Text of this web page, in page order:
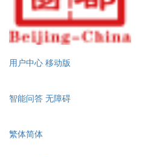
用户中心 移动版
智能问答 无障碍
繁体简体